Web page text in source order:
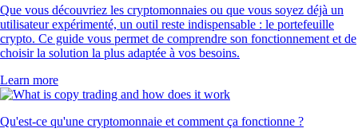
Que vous découvriez les cryptomonnaies ou que vous soyez déjà un
utilisateur expérimenté, un outil reste indispensable : le portefeuille
crypto. Ce guide vous permet de comprendre son fonctionnement et de
choisir la solution la plus adaptée à vos besoins.
Learn more
Qu'est-ce qu'une cryptomonnaie et comment ça fonctionne ?